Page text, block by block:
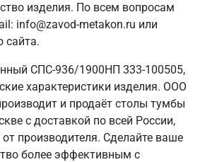
изделия. По всем вопросам
info@zavod-metakon.ru или
сайта.
СПС-936/1900НП 333-100505,
характеристики изделия. ООО
и продаёт столы тумбы
с доставкой по всей России,
производителя. Сделайте ваше
более эффективным с